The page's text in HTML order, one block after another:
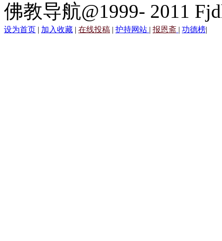
佛教导航@1999- 2011
设为首页 | 加入收藏 | 在线投稿 | 护持网站 | 报恩斋 | 功德榜|